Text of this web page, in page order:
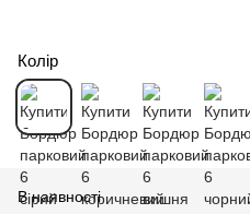
Колір
В наявності